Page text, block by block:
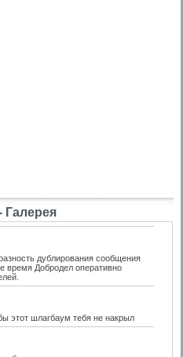
Галерея
дублирования сообщения
время Добродел оперативно
этот шлагбаум тебя не накрыл